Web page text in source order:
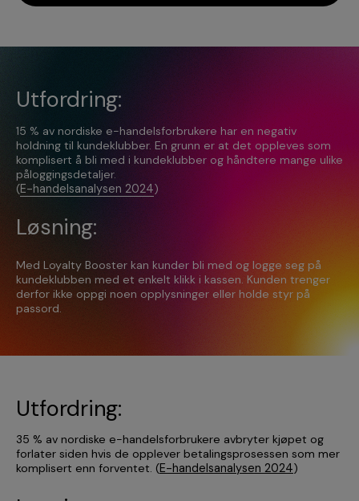
Utfordring:
15 % av nordiske e-handelsforbrukere har en negativ
holdning til kundeklubber. En grunn er at det oppleves som
komplisert å bli med i kundeklubber og håndtere mange ulike
påloggingsdetaljer.
(E-handelsanalysen 2024)
Løsning:
Med Loyalty Booster kan kunder bli med og logge seg på
kundeklubben med et enkelt klikk i kassen. Kunden trenger
derfor ikke oppgi noen opplysninger eller holde styr på
passord.
Utfordring:
35 % av nordiske e-handelsforbrukere avbryter kjøpet og
forlater siden hvis de opplever betalingsprosessen som mer
komplisert enn forventet. (E-handelsanalysen 2024)